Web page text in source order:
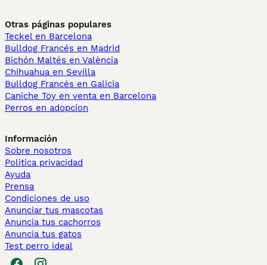
Otras páginas populares
Teckel en Barcelona
Bulldog Francés en Madrid
Bichón Maltés en València
Chihuahua en Sevilla
Bulldog Francés en Galicia
Caniche Toy en venta en Barcelona
Perros en adopcion
Información
Sobre nosotros
Politica privacidad
Ayuda
Prensa
Condiciones de uso
Anunciar tus mascotas
Anuncia tus cachorros
Anuncia tus gatos
Test perro ideal